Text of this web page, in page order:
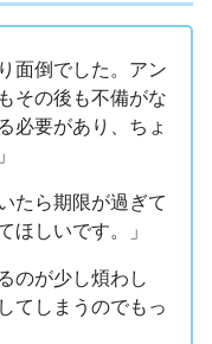
面倒でした。アン
その後も不備がな
必要があり、ちょ
たら期限が過ぎて
ほしいです。」
のが少し煩わし
てしまうのでもっ